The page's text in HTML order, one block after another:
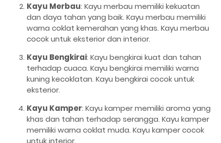
Kayu Merbau: Kayu merbau memiliki kekuatan
dan daya tahan yang baik. Kayu merbau memiliki
warna coklat kemerahan yang khas. Kayu merbau
cocok untuk eksterior dan interior.
Kayu Bengkirai: Kayu bengkirai kuat dan tahan
terhadap cuaca. Kayu bengkirai memiliki warna
kuning kecoklatan. Kayu bengkirai cocok untuk
eksterior.
Kayu Kamper: Kayu kamper memiliki aroma yang
khas dan tahan terhadap serangga. Kayu kamper
memiliki warna coklat muda. Kayu kamper cocok
untuk interior.